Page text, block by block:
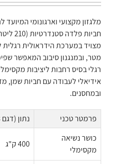
מלגזון מקצועי וארגונומי
חביות
מטר, ובמנגנון סיבוב המאפשר
רגלי בסיס רחבות ליציבות
אידיאלי לעבודה עם חביות שמן,
ובמחסנים.
פרמטר טכני
נתון (דגם PL-1400 / G103)
כושר נשיאה
מקסימלי
400 ק"ג